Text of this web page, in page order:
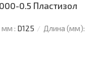
0.5 Пластизол
мм : D125
Длина (мм):